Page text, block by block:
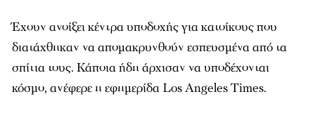
Έχουν ανοίξει κέντρα υποδοχής για κατοίκους που
διατάχθηκαν να απομακρυνθούν εσπευσμένα από τα
σπίτια τους. Κάποια ήδη άρχισαν να υποδέχονται
κόσμο, ανέφερε η εφημερίδα Los Angeles Times.